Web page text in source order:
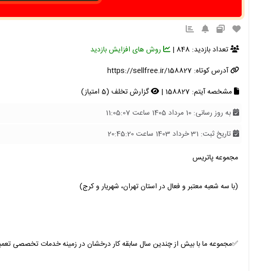
تعداد بازدید: 848 |
روش های افزایش بازدید
آدرس کوتاه: https://sellfree.ir/158827
مشخصه آیتم: 158827 |
گزارش تخلف (5 امتیاز)
به روز رسانی: 10 مرداد 1405 ساعت 11:05:07
تاریخ ثبت: 31 خرداد 1403 ساعت 20:45:20
مجموعه پاتریس
(با سه شعبه معتبر و فعال در استان تهران، شهریار و کرج)
✅مجموعه ما با بیش از چندین سال سابقه کار درخشان در زمینه خدمات تخصصی